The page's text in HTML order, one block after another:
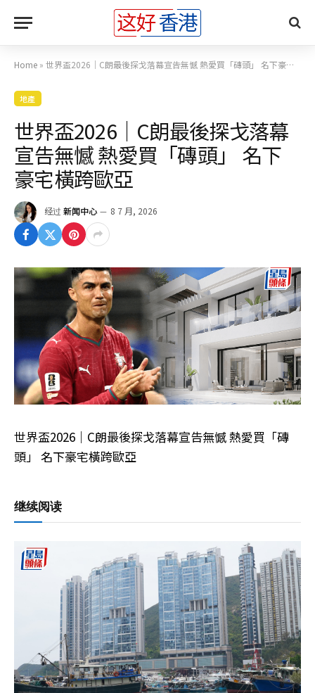
Home » 世界盃2026｜C朗最後探戈落幕宣告無憾 熱愛買「磚頭」 名下豪宅橫跨歐亞
地產
世界盃2026｜C朗最後探戈落幕
宣告無憾 熱愛買「磚頭」 名下
豪宅橫跨歐亞
经过 新闻中心 8 7 月, 2026
世界盃2026｜C朗最後探戈落幕宣告無憾 熱愛買「磚
頭」 名下豪宅橫跨歐亞
继续阅读